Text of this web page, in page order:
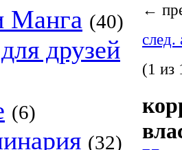
Манга (40)
друзей
(6)
(32)
←
след.
(1 из